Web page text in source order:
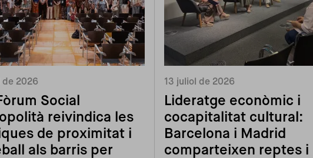
de 2026
Social
reivindica les
de proximitat i
als barris per
13 juliol de 2026
Lideratge econòmic i
cocapitalitat cultural:
Barcelona i Madrid
comparteixen reptes i